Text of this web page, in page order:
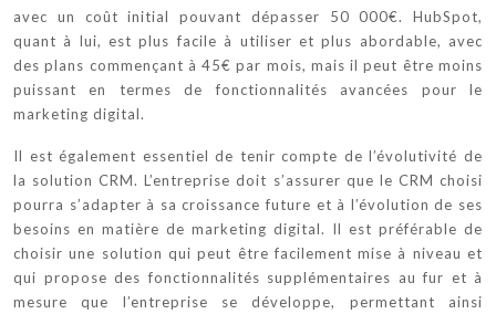
avec un coût initial pouvant dépasser 50 000€. HubSpot,
quant à lui, est plus facile à utiliser et plus abordable, avec
des plans commençant à 45€ par mois, mais il peut être moins
puissant en termes de fonctionnalités avancées pour le
marketing digital.
Il est également essentiel de tenir compte de l’évolutivité de
la solution CRM. L’entreprise doit s’assurer que le CRM choisi
pourra s’adapter à sa croissance future et à l’évolution de ses
besoins en matière de marketing digital. Il est préférable de
choisir une solution qui peut être facilement mise à niveau et
qui propose des fonctionnalités supplémentaires au fur et à
mesure que l’entreprise se développe, permettant ainsi